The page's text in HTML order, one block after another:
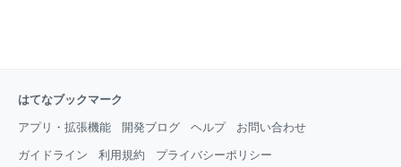
はてなブックマーク
アプリ・拡張機能 開発ブログ ヘルプ お問い合わせ
ガイドライン 利用規約 プライバシーポリシー